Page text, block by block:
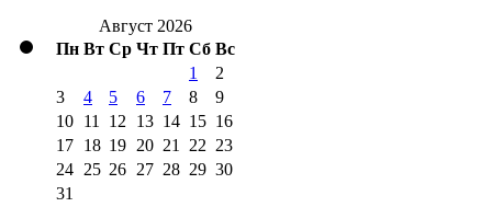
Август 2026
Пн Вт Ср Чт Пт Сб Вс
1
2
3
4 5 6 7 8
9
10 11 12 13 14 15 16
17 18 19 20 21 22 23
24 25 26 27 28 29 30
31